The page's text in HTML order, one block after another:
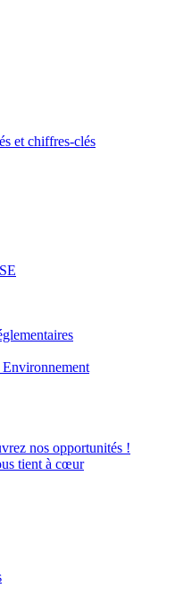
et chiffres-clés
nos opportunités !
tient à cœur